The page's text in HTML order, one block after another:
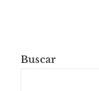
Buscar